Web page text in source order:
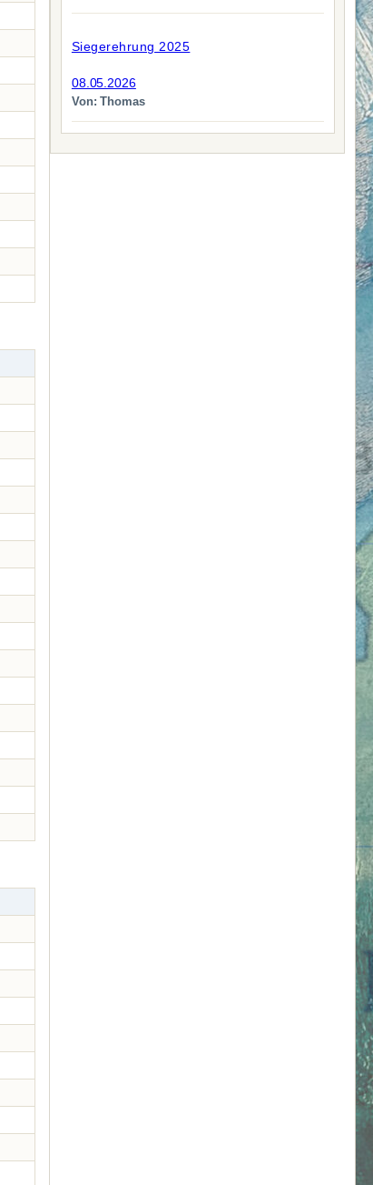
Siegerehrung 2025
08.05.2026
Von: Thomas